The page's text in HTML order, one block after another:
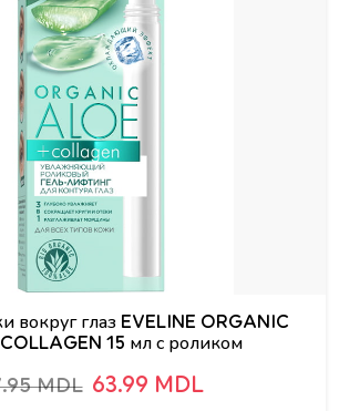
вокруг глаз EVELINE ORGANIC
15 мл с роликом
MDL 63.99 MDL